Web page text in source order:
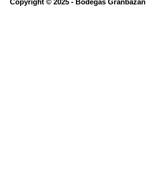
Copyright © 2025 - Bodegas Granbazán